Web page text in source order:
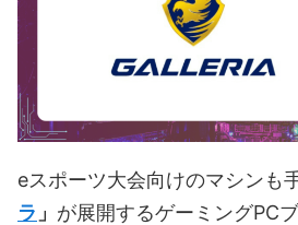
eスポーツ大会向けのマシンも
ラ 」 が展開するゲーミングPC